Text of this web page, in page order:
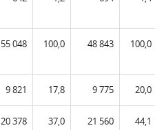
55 048 100,0 48 843 100,0
9 821 17,8 9 775 20,0
20 378 37,0 21 560 44,1